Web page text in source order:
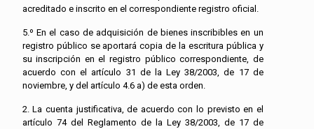
acreditado e inscrito en el correspondiente registro oficial.
5.º En el caso de adquisición de bienes inscribibles en un
registro público se aportará copia de la escritura pública y
su inscripción en el registro público correspondiente, de
acuerdo con el artículo 31 de la Ley 38/2003, de 17 de
noviembre, y del artículo 4.6 a) de esta orden.
2. La cuenta justificativa, de acuerdo con lo previsto en el
artículo 74 del Reglamento de la Ley 38/2003, de 17 de